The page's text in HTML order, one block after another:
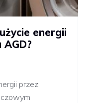
energii
przez